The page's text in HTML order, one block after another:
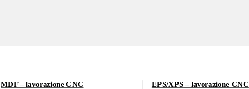
MDF – lavorazione CNC EPS/XPS – lavorazione CNC